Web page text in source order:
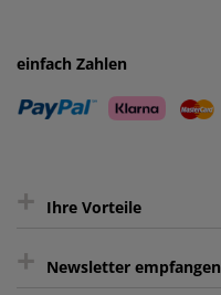
einfach Zahlen
+ Ihre Vorteile
Kauf auf Rechnung³
+ Newsletter empfangen